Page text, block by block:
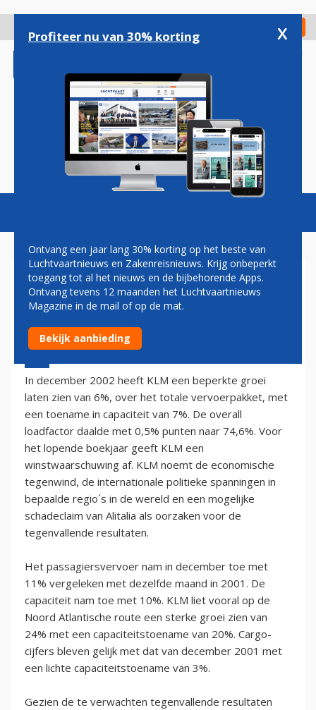
gaan
Check in
Magazine Podcasts Vacatures
KLM STELT
WINSTVERWACHTING BIJ
6 januari 2003 - 1:00
In december 2002 heeft KLM een beperkte groei
laten zien van 6%, over het totale vervoerpakket, met
een toename in capaciteit van 7%. De overall
loadfactor daalde met 0,5% punten naar 74,6%. Voor
het lopende boekjaar geeft KLM een
winstwaarschuwing af. KLM noemt de economische
tegenwind, de internationale politieke spanningen in
bepaalde regio´s in de wereld en een mogelijke
schadeclaim van Alitalia als oorzaken voor de
tegenvallende resultaten.
Het passagiersvervoer nam in december toe met
11% vergeleken met dezelfde maand in 2001. De
capaciteit nam toe met 10%. KLM liet vooral op de
Noord Atlantische route een sterke groei zien van
24% met een capaciteitstoename van 20%. Cargo-
cijfers bleven gelijk met dat van december 2001 met
een lichte capaciteitstoename van 3%.
Gezien de te verwachten tegenvallende resultaten
Profiteer nu van 30% korting x
Ontvang een jaar lang 30% korting op het beste van
Luchtvaartnieuws en Zakenreisnieuws. Krijg onbeperkt
toegang tot al het nieuws en de bijbehorende Apps.
Ontvang tevens 12 maanden het Luchtvaartnieuws
Magazine in de mail of op de mat.
Bekijk aanbieding